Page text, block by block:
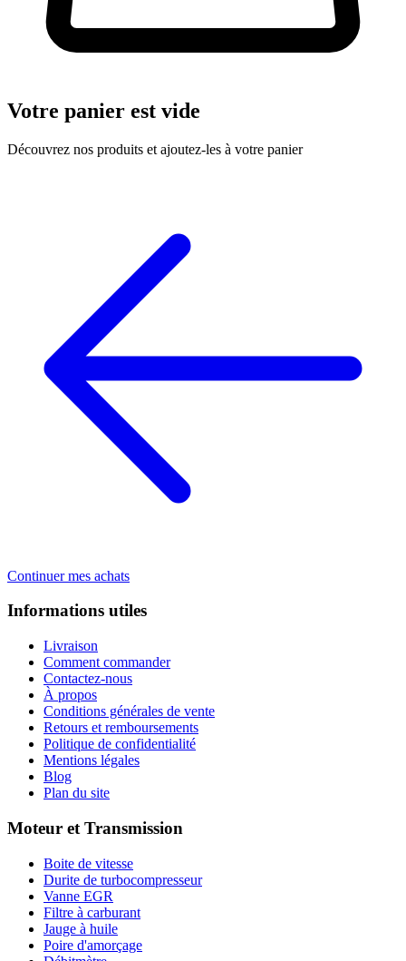
Votre panier est vide
Découvrez nos produits et ajoutez-les à votre panier
Continuer mes achats
Informations utiles
Livraison
Comment commander
Contactez-nous
À propos
Conditions générales de vente
Retours et remboursements
Politique de confidentialité
Mentions légales
Blog
Plan du site
Moteur et Transmission
Boite de vitesse
Durite de turbocompresseur
Vanne EGR
Filtre à carburant
Jauge à huile
Poire d'amorçage